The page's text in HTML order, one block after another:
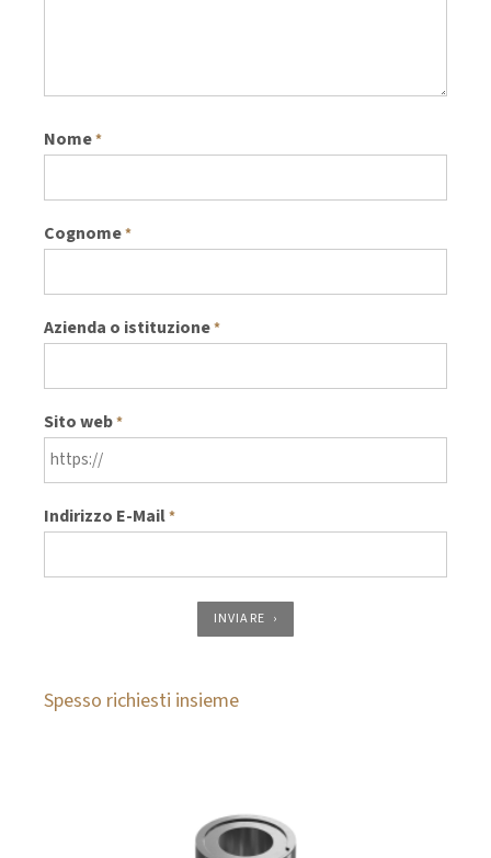
Nome*
Cognome*
Azienda o istituzione*
Sito web*
Indirizzo E-Mail*
INVIARE
Spesso richiesti insieme